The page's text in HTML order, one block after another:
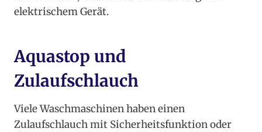
elektrischem Gerät.
Aquastop und
Zulaufschlauch
Viele Waschmaschinen haben einen
Zulaufschlauch mit Sicherheitsfunktion oder